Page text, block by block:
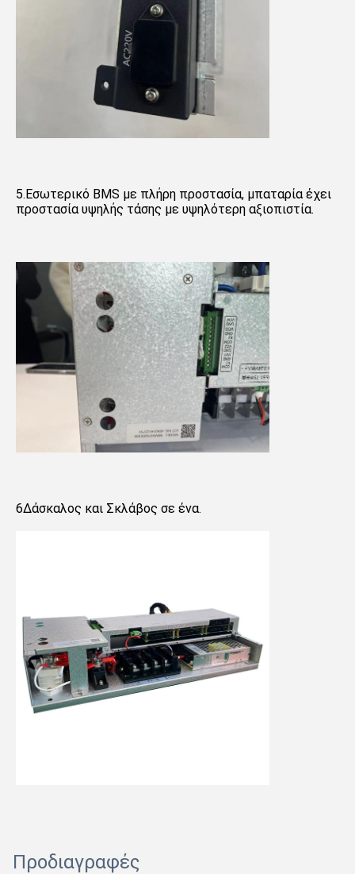
5.Εσωτερικό BMS με πλήρη προστασία, μπαταρία έχει
προστασία υψηλής τάσης με υψηλότερη αξιοπιστία.
6Δάσκαλος και Σκλάβος σε ένα.
Προδιαγραφές